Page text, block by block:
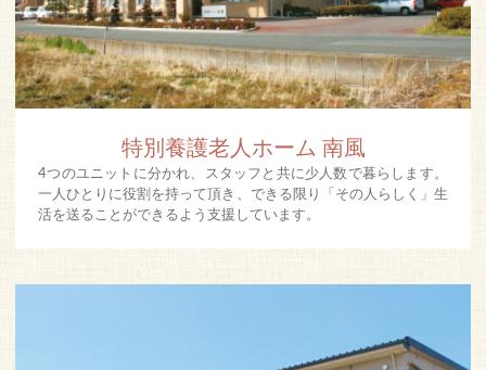
特別養護老人ホーム 南風
4つのユニットに分かれ、スタッフと共に少人数で暮らします。
一人ひとりに役割を持って頂き、できる限り「その人らしく」生
活を送ることができるよう支援しています。